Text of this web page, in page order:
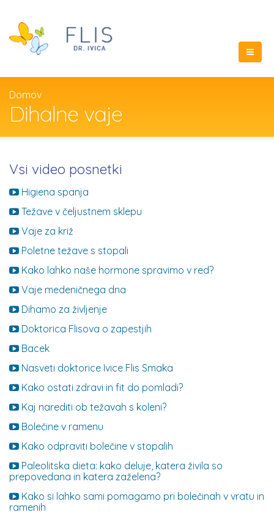
Domov
Dihalne vaje
Vsi video posnetki
Higiena spanja
Težave v čeljustnem sklepu
Vaje za križ
Poletne težave s stopali
Kako lahko naše hormone spravimo v red?
Vaje medeničnega dna
Dihamo za življenje
Doktorica Flisova o zapestjih
Bacek
Nasveti doktorice Ivice Flis Smaka
Kako ostati zdravi in fit do pomladi?
Kaj narediti ob težavah s koleni?
Bolečine v ramenu
Kako odpraviti bolečine v stopalih
Paleolitska dieta: kako deluje, katera živila so
prepovedana in katera zaželena?
Kako si lahko sami pomagamo pri bolečinah v vratu in
ramenih